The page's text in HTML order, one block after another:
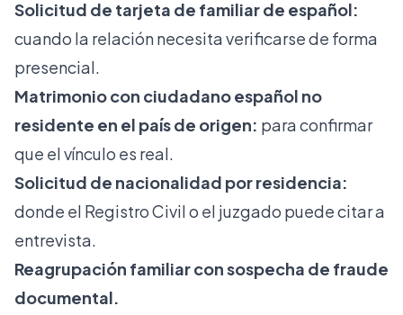
Solicitud de tarjeta de familiar de español:
cuando la relación necesita verificarse de forma
presencial.
Matrimonio con ciudadano español no
residente en el país de origen: para confirmar
que el vínculo es real.
Solicitud de nacionalidad por residencia:
donde el Registro Civil o el juzgado puede citar a
entrevista.
Reagrupación familiar con sospecha de fraude
documental.